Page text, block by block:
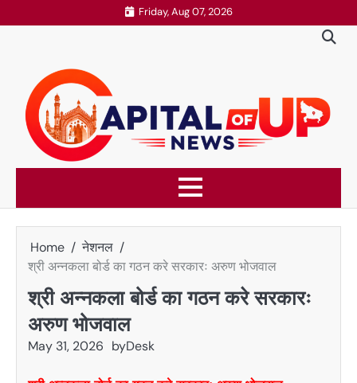
to
Friday, Aug 07, 2026
Home
नेशनल
श्री अन्नकला बोर्ड का गठन करे सरकारः अरुण भोजवाल
श्री अन्नकला बोर्ड का गठन करे सरकारः
अरुण भोजवाल
May 31, 2026 byDesk